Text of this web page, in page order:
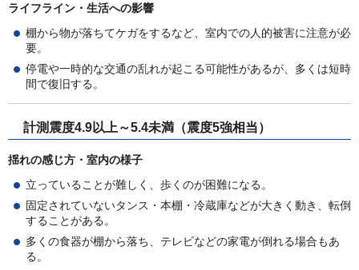
ライフライン・生活への影響
棚から物が落ちてケガをするなど、室内での人的被害に注意が必
要。
停電や一時的な交通の乱れが起こる可能性があるが、多くは短時
間で復旧する。
計測震度4.9以上～5.4未満（震度5強相当）
揺れの感じ方・室内の様子
立っていることが難しく、歩くのが困難になる。
固定されていないタンス・本棚・冷蔵庫などが大きく動き、転倒
することがある。
多くの食器が棚から落ち、テレビなどの家電が倒れる場合もあ
る。